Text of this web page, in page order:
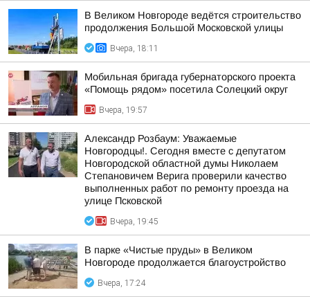
В Великом Новгороде ведётся строительство
продолжения Большой Московской улицы
Вчера, 18:11
Мобильная бригада губернаторского проекта
«Помощь рядом» посетила Солецкий округ
Вчера, 19:57
Александр Розбаум: Уважаемые
Новгородцы!. Сегодня вместе с депутатом
Новгородской областной думы Николаем
Степановичем Верига проверили качество
выполненных работ по ремонту проезда на
улице Псковской
Вчера, 19:45
В парке «Чистые пруды» в Великом
Новгороде продолжается благоустройство
Вчера, 17:24